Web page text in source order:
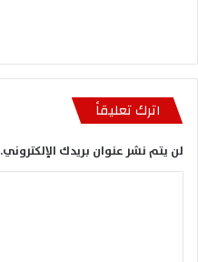
اترك تعليقاً
لن يتم نشر عنوان بريدك الإلكتروني.